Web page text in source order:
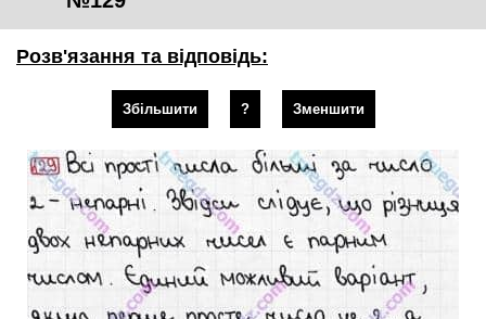
Розв'язання та відповідь:
Збільшити ? Зменшити